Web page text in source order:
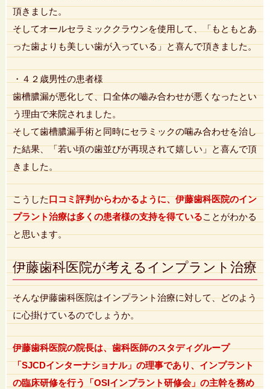
頂きました。
そしてオールセラミッククラウンを使用して、「もともとあ
った歯よりも美しい歯が入っている」と喜んで頂きました。
・４２歳男性の患者様
歯槽膿漏が悪化して、口全体の嚙み合わせが悪くなったとい
う理由で来院されました。
そして歯槽膿漏手術と同時にセラミックの噛み合わせを治し
た結果、「若い頃の歯並びが再現されて嬉しい」と喜んで頂
きました。
こうした口コミ評判からわかるように、伊藤歯科医院のイン
プラント治療は多くの患者様の支持を得ていることがわかる
と思います。
伊藤歯科医院が考えるインプラント治療
そんな伊藤歯科医院はインプラント治療に対して、どのよう
に心掛けているのでしょうか。
伊藤歯科医院の院長は、歯科医師のスタディグループ
「SJCDインターナショナル」の理事であり、インプラント
の臨床研修を行う「OSIインプラント研修会」の主幹を務め